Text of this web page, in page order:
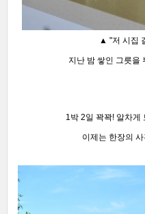
▲ "저 시집
지난 밤 쌓인 그릇을
1박 2일 꽉꽉! 알차게
이제는 한장의